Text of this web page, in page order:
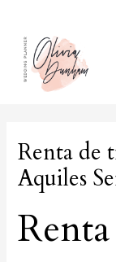
contenido
Renta de
Aquiles